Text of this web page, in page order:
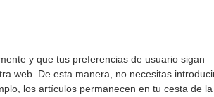
y que tus preferencias de usuario sigan
web. De esta manera, no necesitas
los artículos permanecen en tu cesta de la